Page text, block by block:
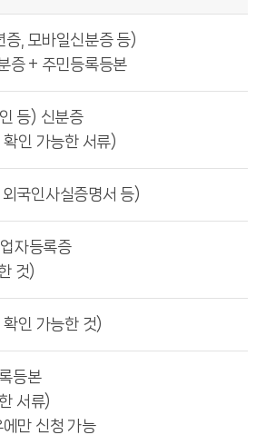
, 모바일신분증 등)
증 + 주민등록등본
등) 신분증
인 가능한 서류)
국인사실증명서 등)
자등록증
것)
인 가능한 것)
등본
서류)
만 신청 가능